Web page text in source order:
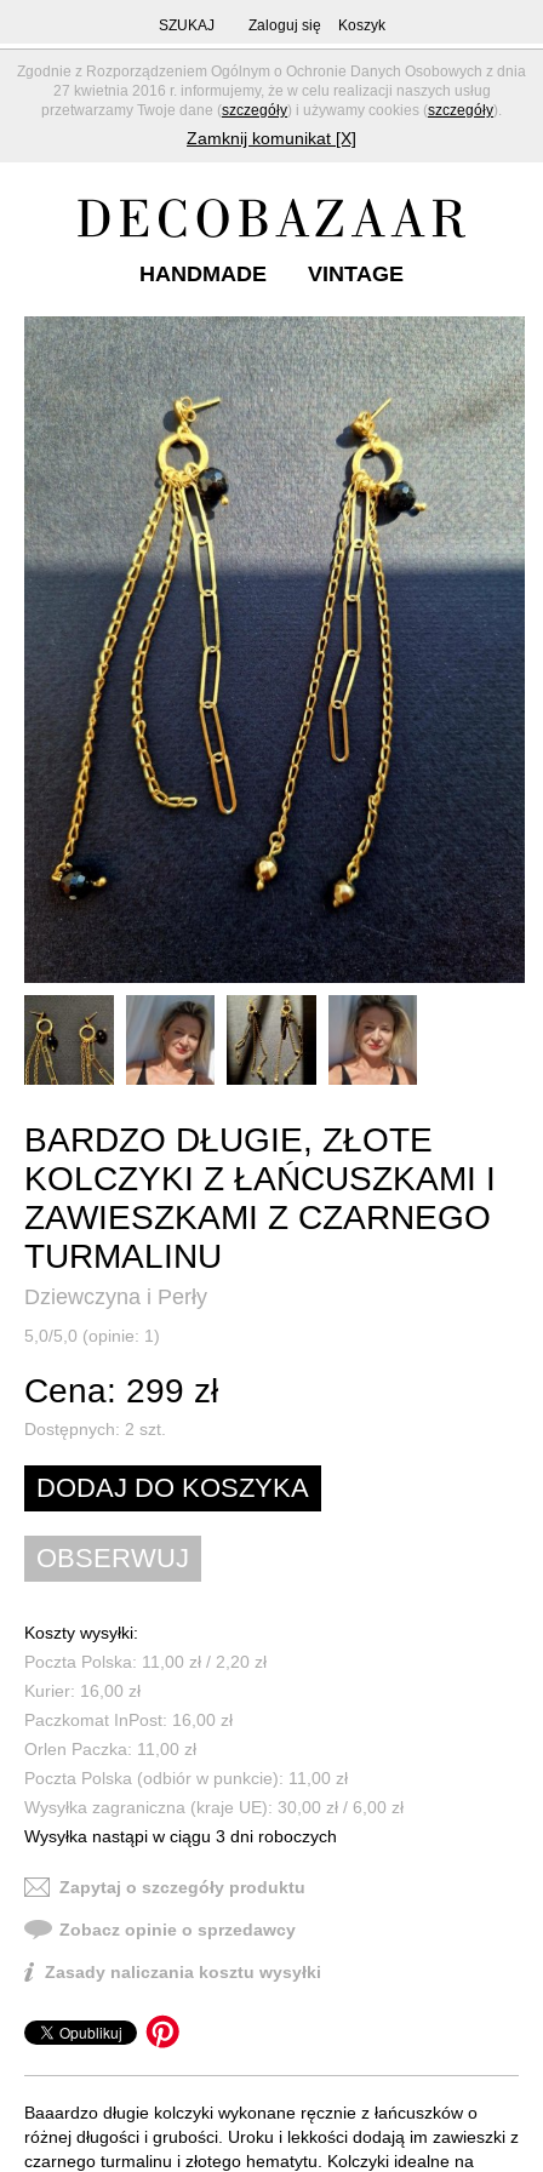
Zgodnie z Rozporządzeniem Ogólnym o Ochronie Danych Osobowych z dnia
27 kwietnia 2016 r. informujemy, że w celu realizacji naszych usług
przetwarzamy Twoje dane (szczegóły) i używamy cookies (szczegóły).
Zamknij komunikat [X]
SZUKAJ Zaloguj się Koszyk
HANDMADE VINTAGE
BARDZO DŁUGIE, ZŁOTE
KOLCZYKI Z ŁAŃCUSZKAMI I
ZAWIESZKAMI Z CZARNEGO
TURMALINU
Dziewczyna i Perły
5,0/5,0 (opinie: 1)
Cena: 299 zł
Dostępnych: 2 szt.
Koszty wysyłki:
Poczta Polska: 11,00 zł / 2,20 zł
Kurier: 16,00 zł
Paczkomat InPost: 16,00 zł
Orlen Paczka: 11,00 zł
Poczta Polska (odbiór w punkcie): 11,00 zł
Wysyłka zagraniczna (kraje UE): 30,00 zł / 6,00 zł
Wysyłka nastąpi w ciągu 3 dni roboczych
Zapytaj o szczegóły produktu
Zobacz opinie o sprzedawcy
Zasady naliczania kosztu wysyłki
Baaardzo długie kolczyki wykonane ręcznie z łańcuszków o
różnej długości i grubości. Uroku i lekkości dodają im zawieszki z
czarnego turmalinu i złotego hematytu. Kolczyki idealne na